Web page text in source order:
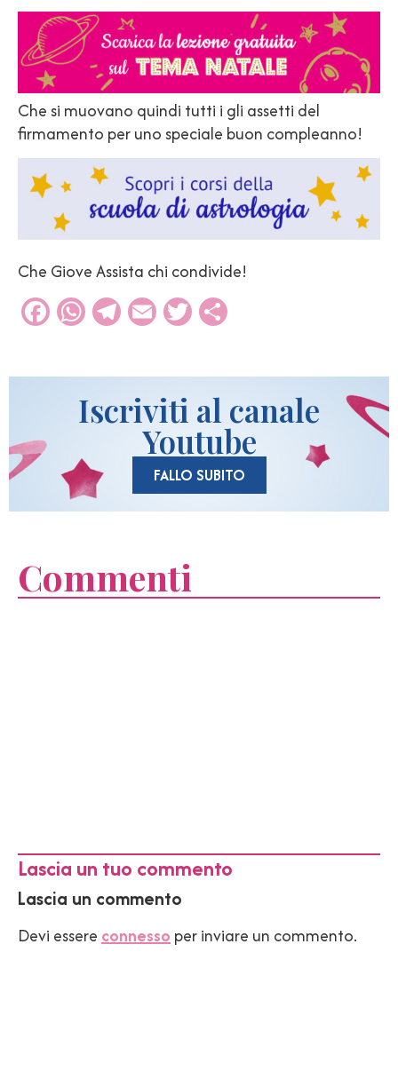
Che si muovano quindi tutti i gli assetti del
firmamento per uno speciale buon compleanno!
Che Giove Assista chi condivide!
Facebook
WhatsApp
Telegram
EmailTwitter
Iscriviti al canale
Youtube
FALLO SUBITO
Commenti
Lascia un tuo commento
Lascia un commento
Devi essere connesso per inviare un commento.